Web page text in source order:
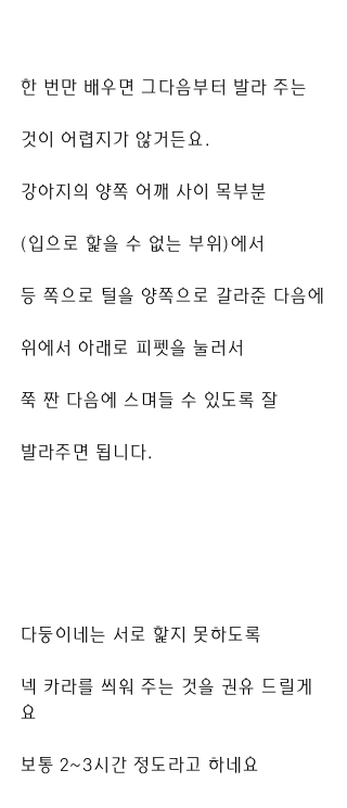
한 번만 배우면 그다음부터 발라 주는
것이 어렵지가 않거든요.
강아지의 양쪽 어깨 사이 목부분
(입으로 핥을 수 없는 부위)에서
등 쪽으로 털을 양쪽으로 갈라준 다음에
위에서 아래로 피펫을 눌러서
쭉 짠 다음에 스며들 수 있도록 잘
발라주면 됩니다.
다둥이네는 서로 핥지 못하도록
넥 카라를 씌워 주는 것을 권유 드릴게
요
보통 2~3시간 정도라고 하네요